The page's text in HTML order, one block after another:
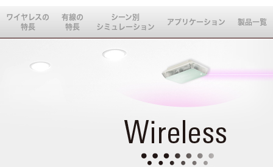
ワイヤレスの
特長
有線の
特長
シーン別
シミュレーション
アプリケーション 製品一覧